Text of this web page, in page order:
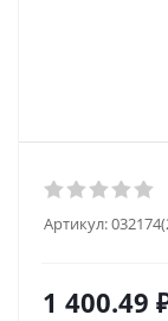
Артикул:
1 400.49